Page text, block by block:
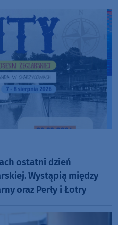
ostatni dzień
Wystąpią między
oraz Perły i Łotry